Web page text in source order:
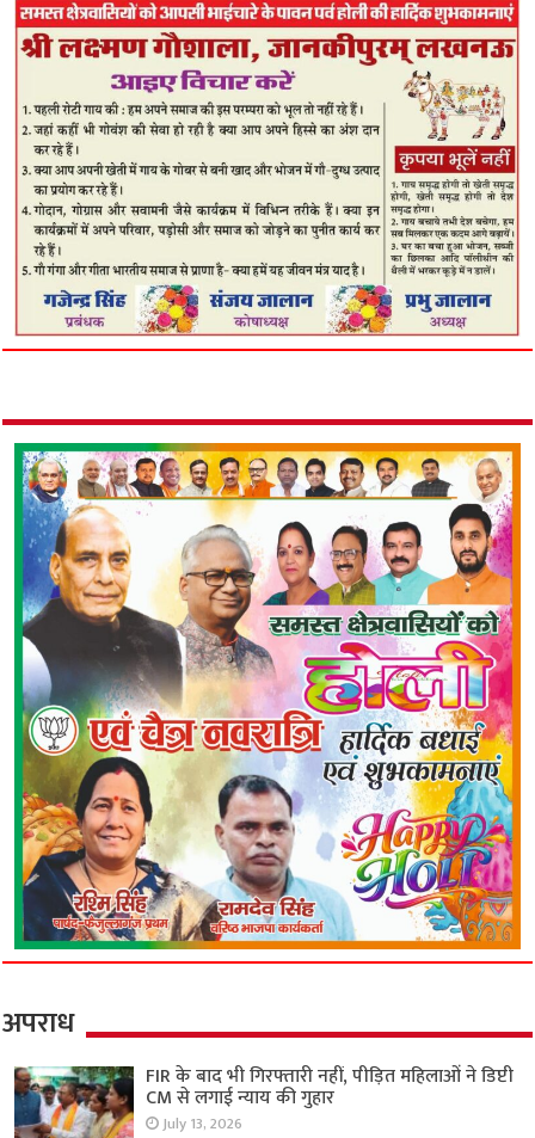
अपराध
FIR के बाद भी गिरफ्तारी नहीं, पीड़ित महिलाओं ने डिप्टी
CM से लगाई न्याय की गुहार
July 13, 2026